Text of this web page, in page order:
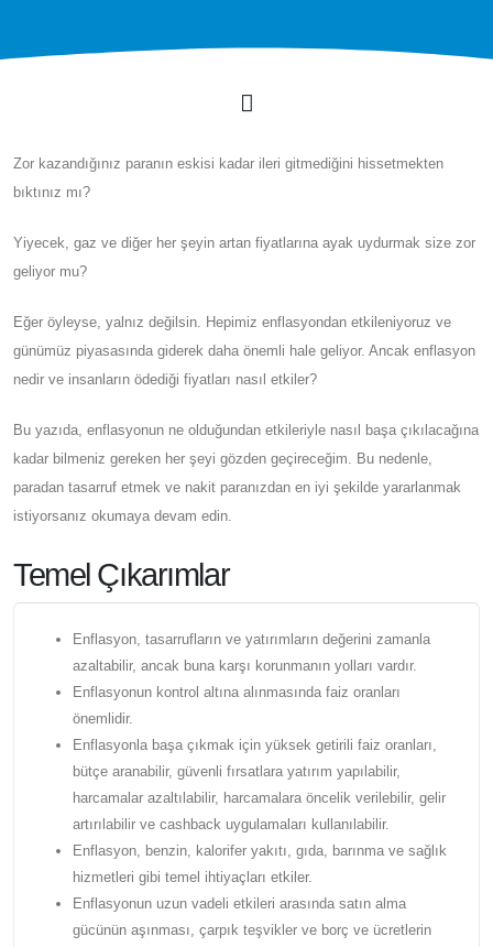
Zor kazandığınız paranın eskisi kadar ileri gitmediğini hissetmekten
bıktınız mı?
Yiyecek, gaz ve diğer her şeyin artan fiyatlarına ayak uydurmak size zor
geliyor mu?
Eğer öyleyse, yalnız değilsin. Hepimiz enflasyondan etkileniyoruz ve
günümüz piyasasında giderek daha önemli hale geliyor. Ancak enflasyon
nedir ve insanların ödediği fiyatları nasıl etkiler?
Bu yazıda, enflasyonun ne olduğundan etkileriyle nasıl başa çıkılacağına
kadar bilmeniz gereken her şeyi gözden geçireceğim. Bu nedenle,
paradan tasarruf etmek ve nakit paranızdan en iyi şekilde yararlanmak
istiyorsanız okumaya devam edin.
Temel Çıkarımlar
Enflasyon, tasarrufların ve yatırımların değerini zamanla
azaltabilir, ancak buna karşı korunmanın yolları vardır.
Enflasyonun kontrol altına alınmasında faiz oranları
önemlidir.
Enflasyonla başa çıkmak için yüksek getirili faiz oranları,
bütçe aranabilir, güvenli fırsatlara yatırım yapılabilir,
harcamalar azaltılabilir, harcamalara öncelik verilebilir, gelir
artırılabilir ve cashback uygulamaları kullanılabilir.
Enflasyon, benzin, kalorifer yakıtı, gıda, barınma ve sağlık
hizmetleri gibi temel ihtiyaçları etkiler.
Enflasyonun uzun vadeli etkileri arasında satın alma
gücünün aşınması, çarpık teşvikler ve borç ve ücretlerin